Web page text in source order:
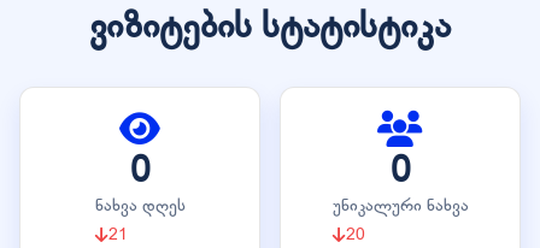
ვიზიტების სტატისტიკა
0
ნახვა დღეს
21
0
უნიკალური ნახვა
20